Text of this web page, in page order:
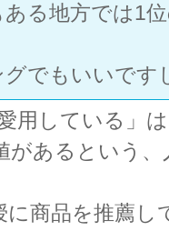
る地方では1
でもいいです
用している」
があるという
に商品を推薦し